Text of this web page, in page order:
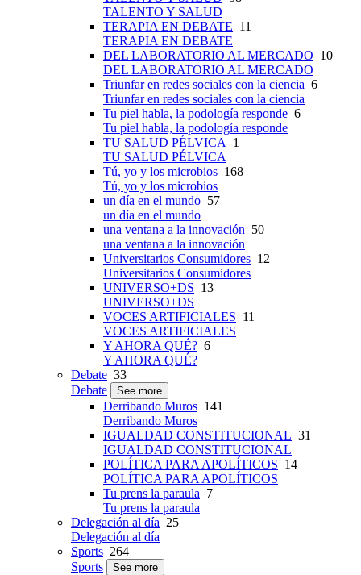
TALENTO Y SALUD
TERAPIA EN DEBATE 11
TERAPIA EN DEBATE
DEL LABORATORIO AL MERCADO 10
DEL LABORATORIO AL MERCADO
Triunfar en redes sociales con la ciencia 6
Triunfar en redes sociales con la ciencia
Tu piel habla, la podología responde 6
Tu piel habla, la podología responde
TU SALUD PÉLVICA
1
TU SALUD PÉLVICA
Tú, yo y los microbios 168
Tú, yo y los microbios
un día en el mundo 57
un día en el mundo
una ventana a la innovación 50
una ventana a la innovación
Universitarios Consumidores 12
Universitarios Consumidores
UNIVERSO+DS 13
UNIVERSO+DS
VOCES ARTIFICIALES 11
VOCES ARTIFICIALES
Y AHORA QUÉ? 6
Y AHORA QUÉ?
Debate 33
Debate
See more
Derribando Muros 141
Derribando Muros
IGUALDAD CONSTITUCIONAL 31
IGUALDAD CONSTITUCIONAL
POLÍTICA PARA APOLÍTICOS 14
POLÍTICA PARA APOLÍTICOS
Tu prens la paraula 7
Tu prens la paraula
Delegación al día 25
Delegación al día
Sports 264
Sports
See more